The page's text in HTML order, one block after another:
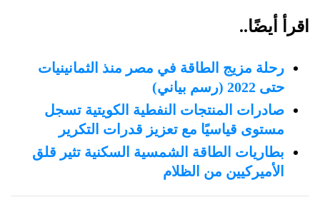
اقرأ أيضًا..
رحلة مزيج الطاقة في مصر منذ الثمانينيات
حتى 2022 (رسم بياني)
صادرات المنتجات النفطية الكويتية تسجل
مستوى قياسيًا مع تعزيز قدرات التكرير
بطاريات الطاقة الشمسية السكنية تثير قلق
الأميركيين من الظلام